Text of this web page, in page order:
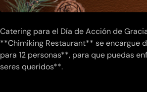
Catering para el Día de Acción de
**Chimiking Restaurant** se encargue
para 12 personas**, para que puedas
seres queridos**.